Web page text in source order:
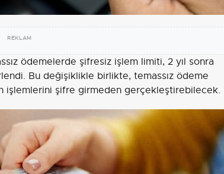
REKLAM
ödemelerde şifresiz işlem limiti, 2 yıl sonra
Bu değişiklikle birlikte, temassız ödeme
işlemlerini şifre girmeden gerçekleştirebilecek.